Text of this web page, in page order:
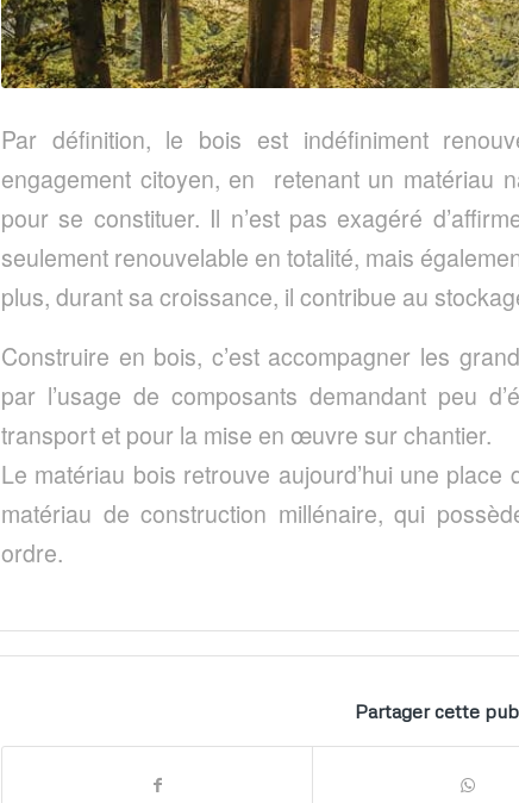
Par définition, le bois est indéfiniment
engagement citoyen, en retenant un matériau
pour se constituer. Il n’est pas exagéré
seulement renouvelable en totalité, mais
plus, durant sa croissance, il contribue au
Construire en bois, c’est accompagner les
par l’usage de composants demandant peu
transport et pour la mise en œuvre sur chantier.
Le matériau bois retrouve aujourd’hui une place
matériau de construction millénaire, qui
ordre.
Partager cette